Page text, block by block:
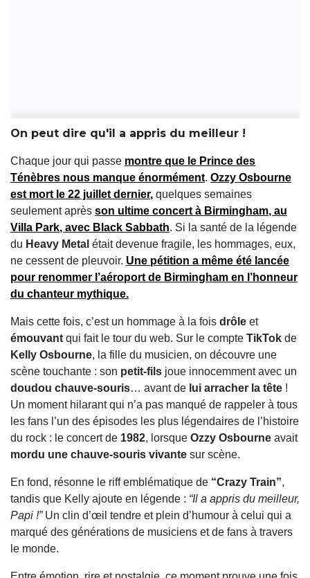
On peut dire qu'il a appris du meilleur !
Chaque jour qui passe montre que le Prince des
Ténèbres nous manque énormément. Ozzy Osbourne
est mort le 22 juillet dernier, quelques semaines
seulement après son ultime concert à Birmingham, au
Villa Park, avec Black Sabbath. Si la santé de la légende
du Heavy Metal était devenue fragile, les hommages, eux,
ne cessent de pleuvoir. Une pétition a même été lancée
pour renommer l’aéroport de Birmingham en l’honneur
du chanteur mythique.
Mais cette fois, c’est un hommage à la fois drôle et
émouvant qui fait le tour du web. Sur le compte TikTok de
Kelly Osbourne, la fille du musicien, on découvre une
scène touchante : son petit-fils joue innocemment avec un
doudou chauve-souris… avant de lui arracher la tête !
Un moment hilarant qui n’a pas manqué de rappeler à tous
les fans l’un des épisodes les plus légendaires de l’histoire
du rock : le concert de 1982, lorsque Ozzy Osbourne avait
mordu une chauve-souris vivante sur scène.
En fond, résonne le riff emblématique de “Crazy Train”,
tandis que Kelly ajoute en légende : “Il a appris du meilleur,
Papi !”Un clin d’œil tendre et plein d’humour à celui qui a
marqué des générations de musiciens et de fans à travers
le monde.